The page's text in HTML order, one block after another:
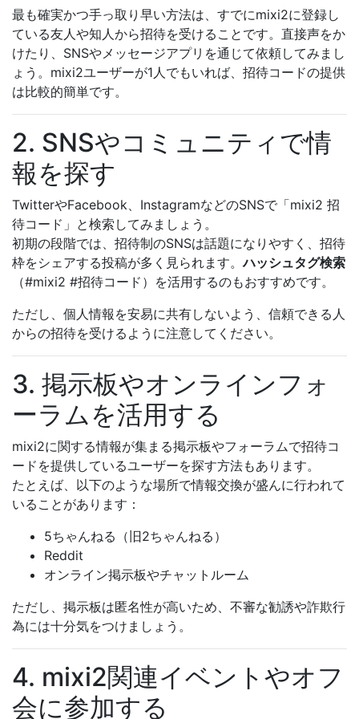
最も確実かつ手っ取り早い方法は、すでにmixi2に登録し
ている友人や知人から招待を受けることです。直接声をか
けたり、SNSやメッセージアプリを通じて依頼してみまし
ょう。mixi2ユーザーが1人でもいれば、招待コードの提供
は比較的簡単です。
2. SNSやコミュニティで情
報を探す
TwitterやFacebook、InstagramなどのSNSで「mixi2 招
待コード」と検索してみましょう。
初期の段階では、招待制のSNSは話題になりやすく、招待
枠をシェアする投稿が多く見られます。ハッシュタグ検索
（#mixi2 #招待コード）を活用するのもおすすめです。
ただし、個人情報を安易に共有しないよう、信頼できる人
からの招待を受けるように注意してください。
3. 掲示板やオンラインフォ
ーラムを活用する
mixi2に関する情報が集まる掲示板やフォーラムで招待コ
ードを提供しているユーザーを探す方法もあります。
たとえば、以下のような場所で情報交換が盛んに行われて
いることがあります：
5ちゃんねる（旧2ちゃんねる）
Reddit
オンライン掲示板やチャットルーム
ただし、掲示板は匿名性が高いため、不審な勧誘や詐欺行
為には十分気をつけましょう。
4. mixi2関連イベントやオフ
会に参加する